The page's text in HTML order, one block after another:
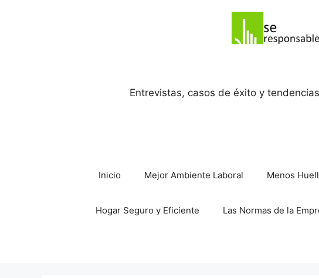
Entrevistas, casos de éxito y
Inicio Mejor Ambiente Laboral Menos
Hogar Seguro y Eficiente Las Normas de la